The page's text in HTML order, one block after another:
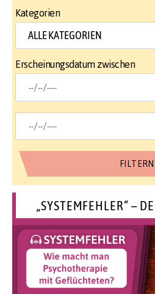
Kategorien
Erscheinungsdatum zwischen
„SYSTEMFEHLER“ –